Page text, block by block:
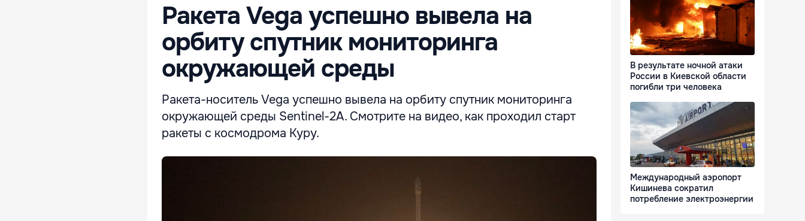
Ракета Vega успешно вывела на
орбиту спутник мониторинга
окружающей среды
Ракета-носитель Vega успешно вывела на орбиту спутник мониторинга
окружающей среды Sentinel-2A. Смотрите на видео, как проходил старт
ракеты с космодрома Куру.
В результате ночной атаки
России в Киевской области
погибли три человека
Международный аэропорт
Кишинева сократил
потребление электроэнергии